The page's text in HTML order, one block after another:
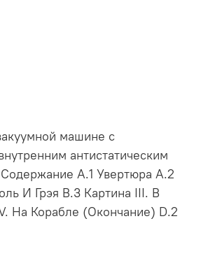
машине с
антистатическим
A.1 Увертюра A.2
И Грэя B.3 Картина III. В
На Корабле (Окончание) D.2